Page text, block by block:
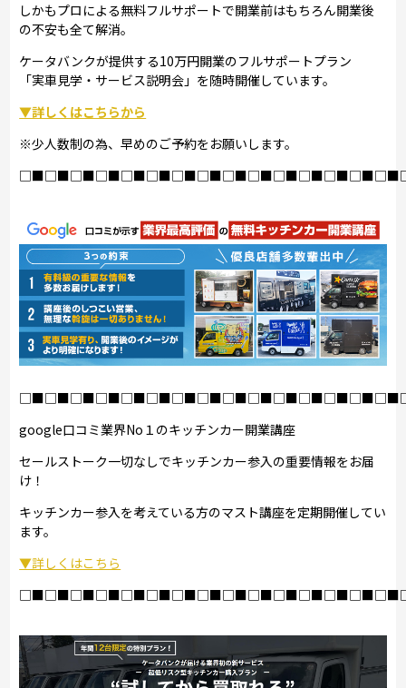
しかもプロによる無料フルサポートで開業前はもちろん開業後
の不安も全て解消。
ケータバンクが提供する10万円開業のフルサポートプラン
「実車見学・サービス説明会」を随時開催しています。
▼詳しくはこちらから
※少人数制の為、早めのご予約をお願いします。
google口コミ業界No１のキッチンカー開業講座
セールストーク一切なしでキッチンカー参入の重要情報をお届
け！
キッチンカー参入を考えている方のマスト講座を定期開催してい
ます。
▼詳しくはこちら